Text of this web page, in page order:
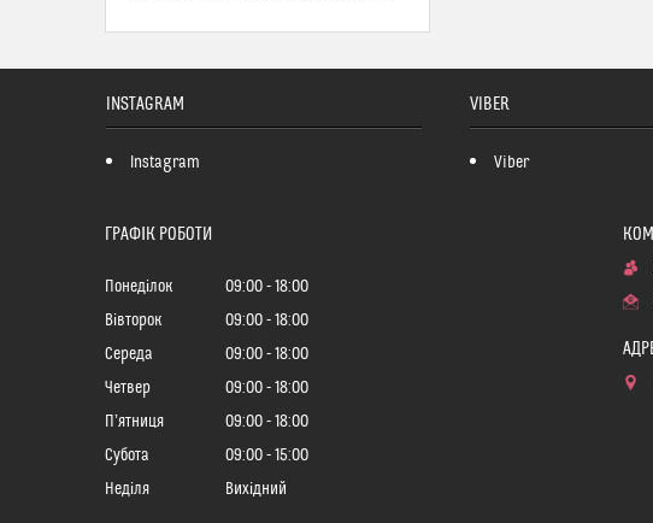
INSTAGRAM
Instagram
VIBER
Viber
ГРАФІК РОБОТИ
Понеділок 09:00
18:00
Вівторок
09:00
18:00
Середа
09:00
18:00
Четвер
09:00
18:00
Пʼятниця
09:00
18:00
Субота
09:00
15:00
Неділя
Вихідний